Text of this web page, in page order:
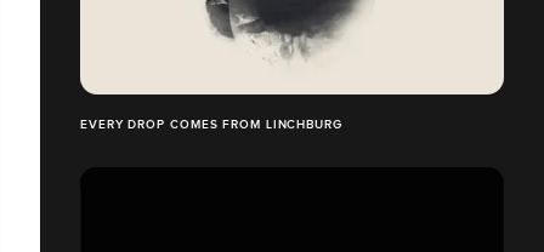
EVERY DROP COMES FROM LINCHBURG